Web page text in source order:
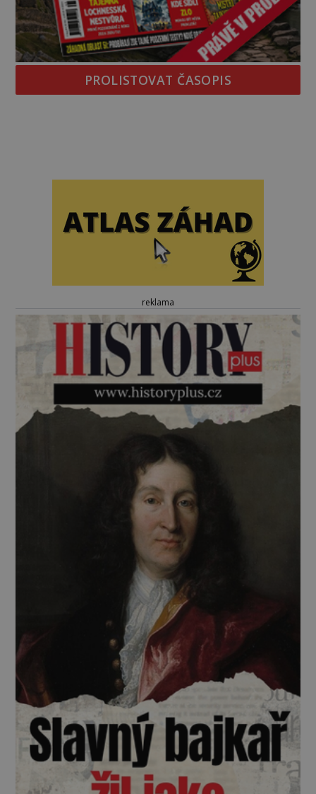
PROLISTOVAT ČASOPIS
reklama